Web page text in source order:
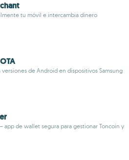
tu móvil e intercambia dinero
versiones de Android en dispositivos Samsung
app de wallet segura para gestionar Toncoin y